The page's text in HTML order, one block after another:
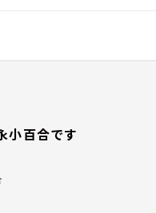
小百合です